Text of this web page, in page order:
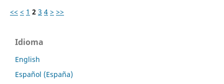
<< < 1 2 3 4 > >>
Idioma
English
Español (España)